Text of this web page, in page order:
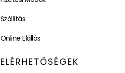
Szállítás
Online Elállás
ELÉRHETŐSÉGEK